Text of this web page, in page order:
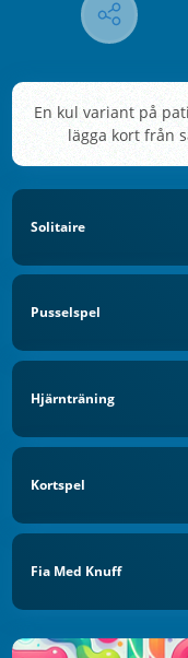
En kul variant på
lägga kort från
Solitaire
Pusselspel
Hjärnträning
Kortspel
Fia Med Knuff